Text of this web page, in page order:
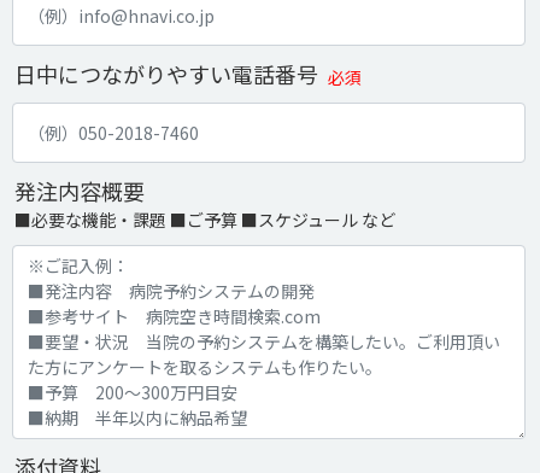
日中につながりやすい電話番号 必須
発注内容概要
■必要な機能・課題 ■ご予算 ■スケジュール など